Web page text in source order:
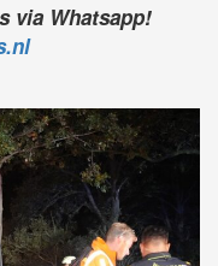
via Whatsapp!